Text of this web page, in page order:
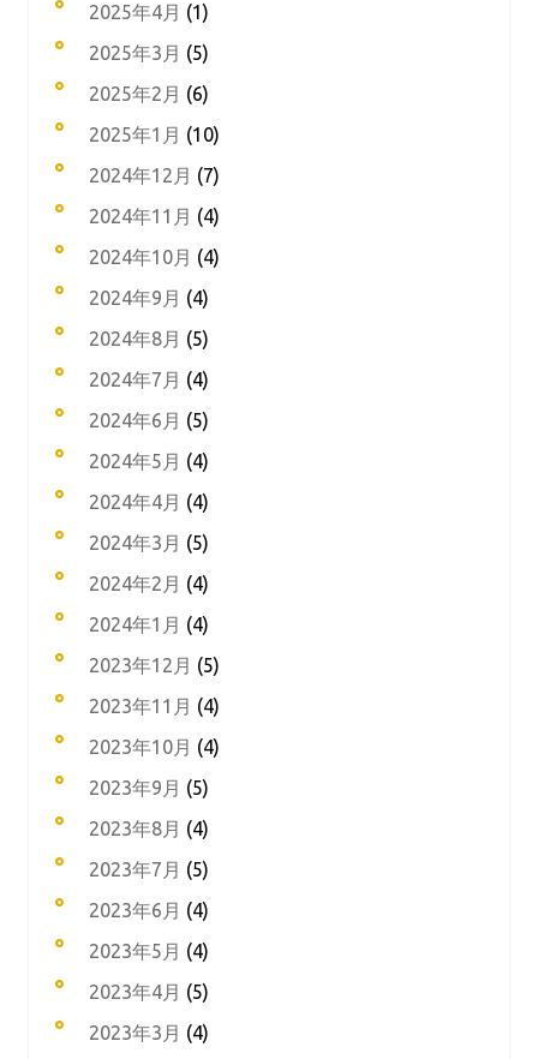
2025年4月 (1)
2025年3月 (5)
2025年2月 (6)
2025年1月 (10)
2024年12月 (7)
2024年11月 (4)
2024年10月 (4)
2024年9月 (4)
2024年8月 (5)
2024年7月 (4)
2024年6月 (5)
2024年5月 (4)
2024年4月 (4)
2024年3月 (5)
2024年2月 (4)
2024年1月 (4)
2023年12月 (5)
2023年11月 (4)
2023年10月 (4)
2023年9月 (5)
2023年8月 (4)
2023年7月 (5)
2023年6月 (4)
2023年5月 (4)
2023年4月 (5)
2023年3月 (4)